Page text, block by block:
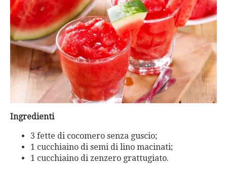
Ingredienti
3 fette di cocomero senza guscio;
1 cucchiaino di semi di lino macinati;
1 cucchiaino di zenzero grattugiato.